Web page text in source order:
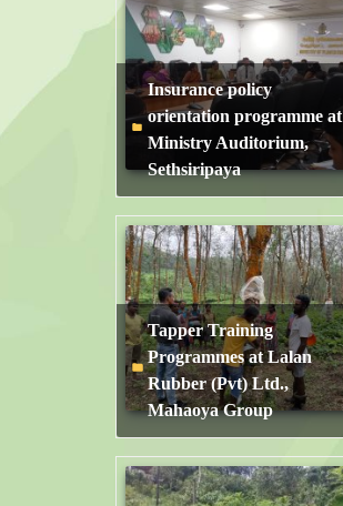
Insurance policy
orientation programme at
Ministry Auditorium,
Sethsiripaya
Tapper Training
Programmes at Lalan
Rubber (Pvt) Ltd.,
Mahaoya Group